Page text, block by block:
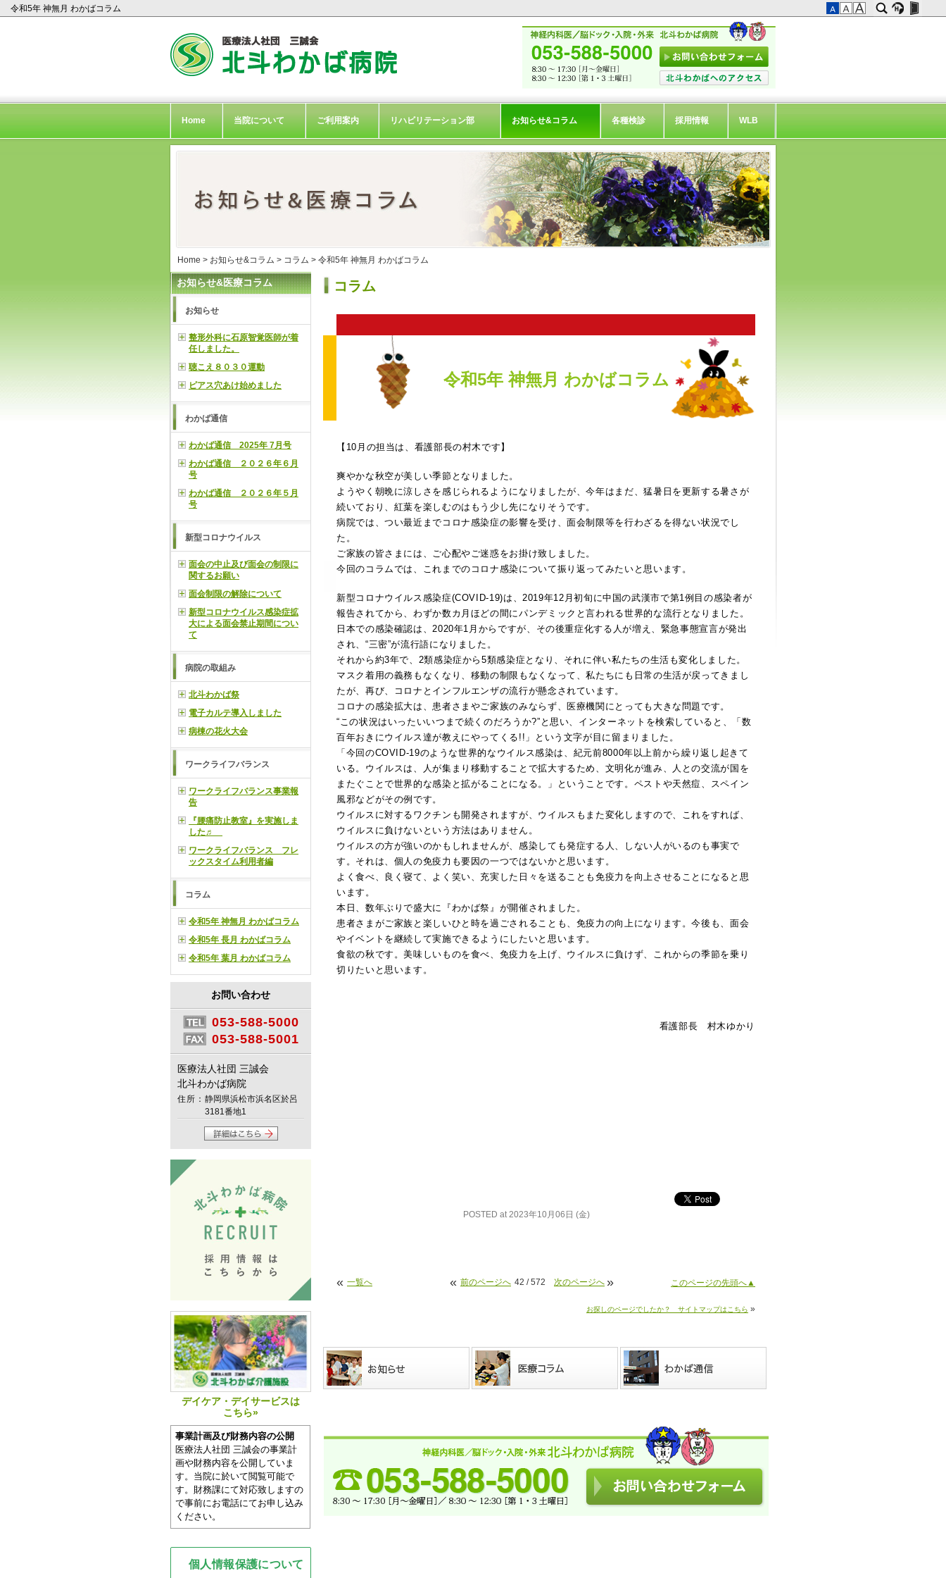
令和5年 神無月 わかばコラム
Home 当院について ご利用案内 リハビリテーション部 お知らせ&コラム 各種検診 採用情報 WLB
Home > お知らせ&コラム > コラム > 令和5年 神無月 わかばコラム
コラム
令和5年 神無月 わかばコラム
【10月の担当は、看護部長の村木です】
爽やかな秋空が美しい季節となりました。
ようやく朝晩に涼しさを感じられるようになりましたが、今年はまだ、猛暑日を更新する暑さが
続いており、紅葉を楽しむのはもう少し先になりそうです。
病院では、つい最近までコロナ感染症の影響を受け、面会制限等を行わざるを得ない状況でし
た。
ご家族の皆さまには、ご心配やご迷惑をお掛け致しました。
今回のコラムでは、これまでのコロナ感染について振り返ってみたいと思います。
新型コロナウイルス感染症(COVID-19)は、2019年12月初旬に中国の武漢市で第1例目の感染者が
報告されてから、わずか数カ月ほどの間にパンデミックと言われる世界的な流行となりました。
日本での感染確認は、2020年1月からですが、その後重症化する人が増え、緊急事態宣言が発出
され、“三密”が流行語になりました。
それから約3年で、2類感染症から5類感染症となり、それに伴い私たちの生活も変化しました。
マスク着用の義務もなくなり、移動の制限もなくなって、私たちにも日常の生活が戻ってきまし
たが、再び、コロナとインフルエンザの流行が懸念されています。
コロナの感染拡大は、患者さまやご家族のみならず、医療機関にとっても大きな問題です。
“この状況はいったいいつまで続くのだろうか?”と思い、インターネットを検索していると、「数
百年おきにウイルス達が教えにやってくる!!」という文字が目に留まりました。
「今回のCOVID-19のような世界的なウイルス感染は、紀元前8000年以上前から繰り返し起きて
いる。ウイルスは、人が集まり移動することで拡大するため、文明化が進み、人との交流が国を
またぐことで世界的な感染と拡がることになる。」ということです。ペストや天然痘、スペイン
風邪などがその例です。
ウイルスに対するワクチンも開発されますが、ウイルスもまた変化しますので、これをすれば、
ウイルスに負けないという方法はありません。
ウイルスの方が強いのかもしれませんが、感染しても発症する人、しない人がいるのも事実で
す。それは、個人の免疫力も要因の一つではないかと思います。
よく食べ、良く寝て、よく笑い、充実した日々を送ることも免疫力を向上させることになると思
います。
本日、数年ぶりで盛大に『わかば祭』が開催されました。
患者さまがご家族と楽しいひと時を過ごされることも、免疫力の向上になります。今後も、面会
やイベントを継続して実施できるようにしたいと思います。
食欲の秋です。美味しいものを食べ、免疫力を上げ、ウイルスに負けず、これからの季節を乗り
切りたいと思います。
看護部長 村木ゆかり
POSTED at 2023年10月06日 (金)
« 一覧へ « 前のページへ 42 / 572 次のページへ » このページの先頭へ▲
お探しのページでしたか？ サイトマップはこちら »
お知らせ&医療コラム
お知らせ
整形外科に石原智覚医師が着
任しました。
聴こえ８０３０運動
ピアス穴あけ始めました
わかば通信
わかば通信 2025年 7月号
わかば通信 ２０２６年６月
号
わかば通信 ２０２６年５月
号
新型コロナウイルス
面会の中止及び面会の制限に
関するお願い
面会制限の解除について
新型コロナウイルス感染症拡
大による面会禁止期間につい
て
病院の取組み
北斗わかば祭
電子カルテ導入しました
病棟の花火大会
ワークライフバランス
ワークライフバランス事業報
告
『腰痛防止教室』を実施しま
した♬
ワークライフバランス フレ
ックスタイム利用者編
コラム
令和5年 神無月 わかばコラム
令和5年 長月 わかばコラム
令和5年 葉月 わかばコラム
お問い合わせ
053-588-5000
053-588-5001
医療法人社団 三誠会
北斗わかば病院
住所： 静岡県浜松市浜名区於呂
3181番地1
デイケア・デイサービスは
こちら»
事業計画及び財務内容の公開
医療法人社団 三誠会の事業計
画や財務内容を公開していま
す。当院に於いて閲覧可能で
す。財務課にて対応致しますの
で事前にお電話にてお申し込み
ください。
個人情報保護について